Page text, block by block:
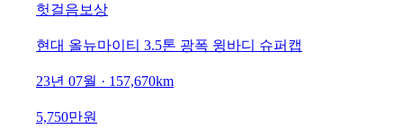
헛걸음보상
현대 올뉴마이티 3.5톤 광폭 윙바디 슈퍼캡
23년 07월 · 157,670km
5,750만원